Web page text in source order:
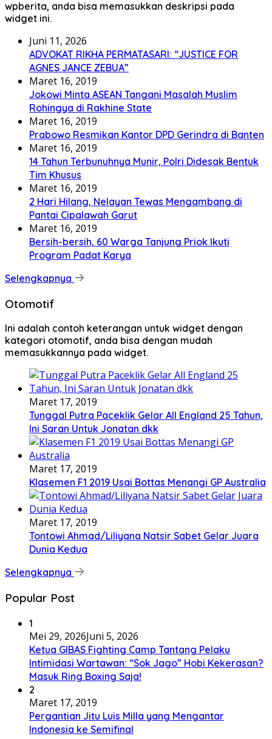
wpberita, anda bisa memasukkan deskripsi pada
widget ini.
Juni 11, 2026
ADVOKAT RIKHA PERMATASARI: “JUSTICE FOR
AGNES JANCE ZEBUA”
Maret 16, 2019
Jokowi Minta ASEAN Tangani Masalah Muslim
Rohingya di Rakhine State
Maret 16, 2019
Prabowo Resmikan Kantor DPD Gerindra di Banten
Maret 16, 2019
14 Tahun Terbunuhnya Munir, Polri Didesak Bentuk
Tim Khusus
Maret 16, 2019
2 Hari Hilang, Nelayan Tewas Mengambang di
Pantai Cipalawah Garut
Maret 16, 2019
Bersih-bersih, 60 Warga Tanjung Priok Ikuti
Program Padat Karya
Selengkapnya
Otomotif
Ini adalah contoh keterangan untuk widget dengan
kategori otomotif, anda bisa dengan mudah
memasukkannya pada widget.
Maret 17, 2019
Tunggal Putra Paceklik Gelar All England 25 Tahun,
Ini Saran Untuk Jonatan dkk
Maret 17, 2019
Klasemen F1 2019 Usai Bottas Menangi GP Australia
Maret 17, 2019
Tontowi Ahmad/Liliyana Natsir Sabet Gelar Juara
Dunia Kedua
Selengkapnya
Popular Post
1
Mei 29, 2026Juni 5, 2026
Ketua GIBAS Fighting Camp Tantang Pelaku
Intimidasi Wartawan: “Sok Jago” Hobi Kekerasan?
Masuk Ring Boxing Saja!
2
Maret 17, 2019
Pergantian Jitu Luis Milla yang Mengantar
Indonesia ke Semifinal